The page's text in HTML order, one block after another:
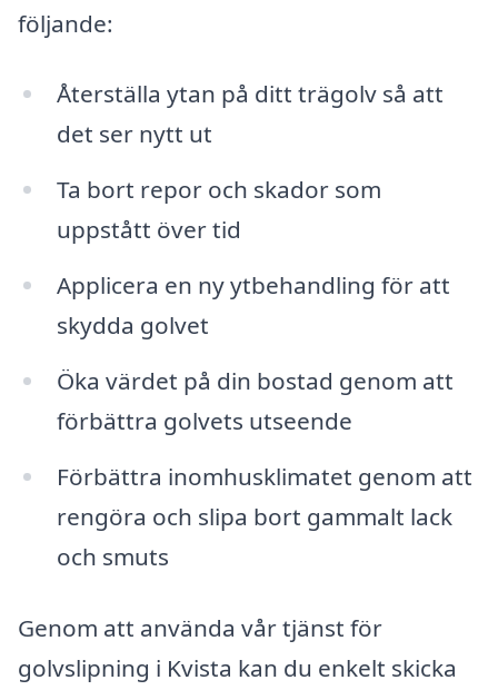
följande:
Återställa ytan på ditt trägolv så att
det ser nytt ut
Ta bort repor och skador som
uppstått över tid
Applicera en ny ytbehandling för att
skydda golvet
Öka värdet på din bostad genom att
förbättra golvets utseende
Förbättra inomhusklimatet genom att
rengöra och slipa bort gammalt lack
och smuts
Genom att använda vår tjänst för
golvslipning i Kvista kan du enkelt skicka